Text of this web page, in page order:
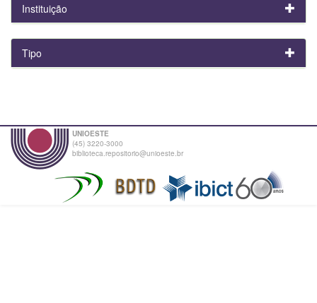
Instituição
Tipo
UNIOESTE
(45) 3220-3000
biblioteca.repositorio@unioeste.br